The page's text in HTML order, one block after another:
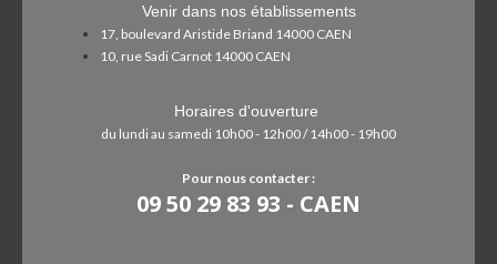
Venir dans nos établissements
17, boulevard Aristide Briand 14000 CAEN
10, rue Sadi Carnot 14000 CAEN
Horaires d'ouverture
du lundi au samedi 10h00 - 12h00 / 14h00 - 19h00
Pour nous contacter :
09 50 29 83 93 - CAEN